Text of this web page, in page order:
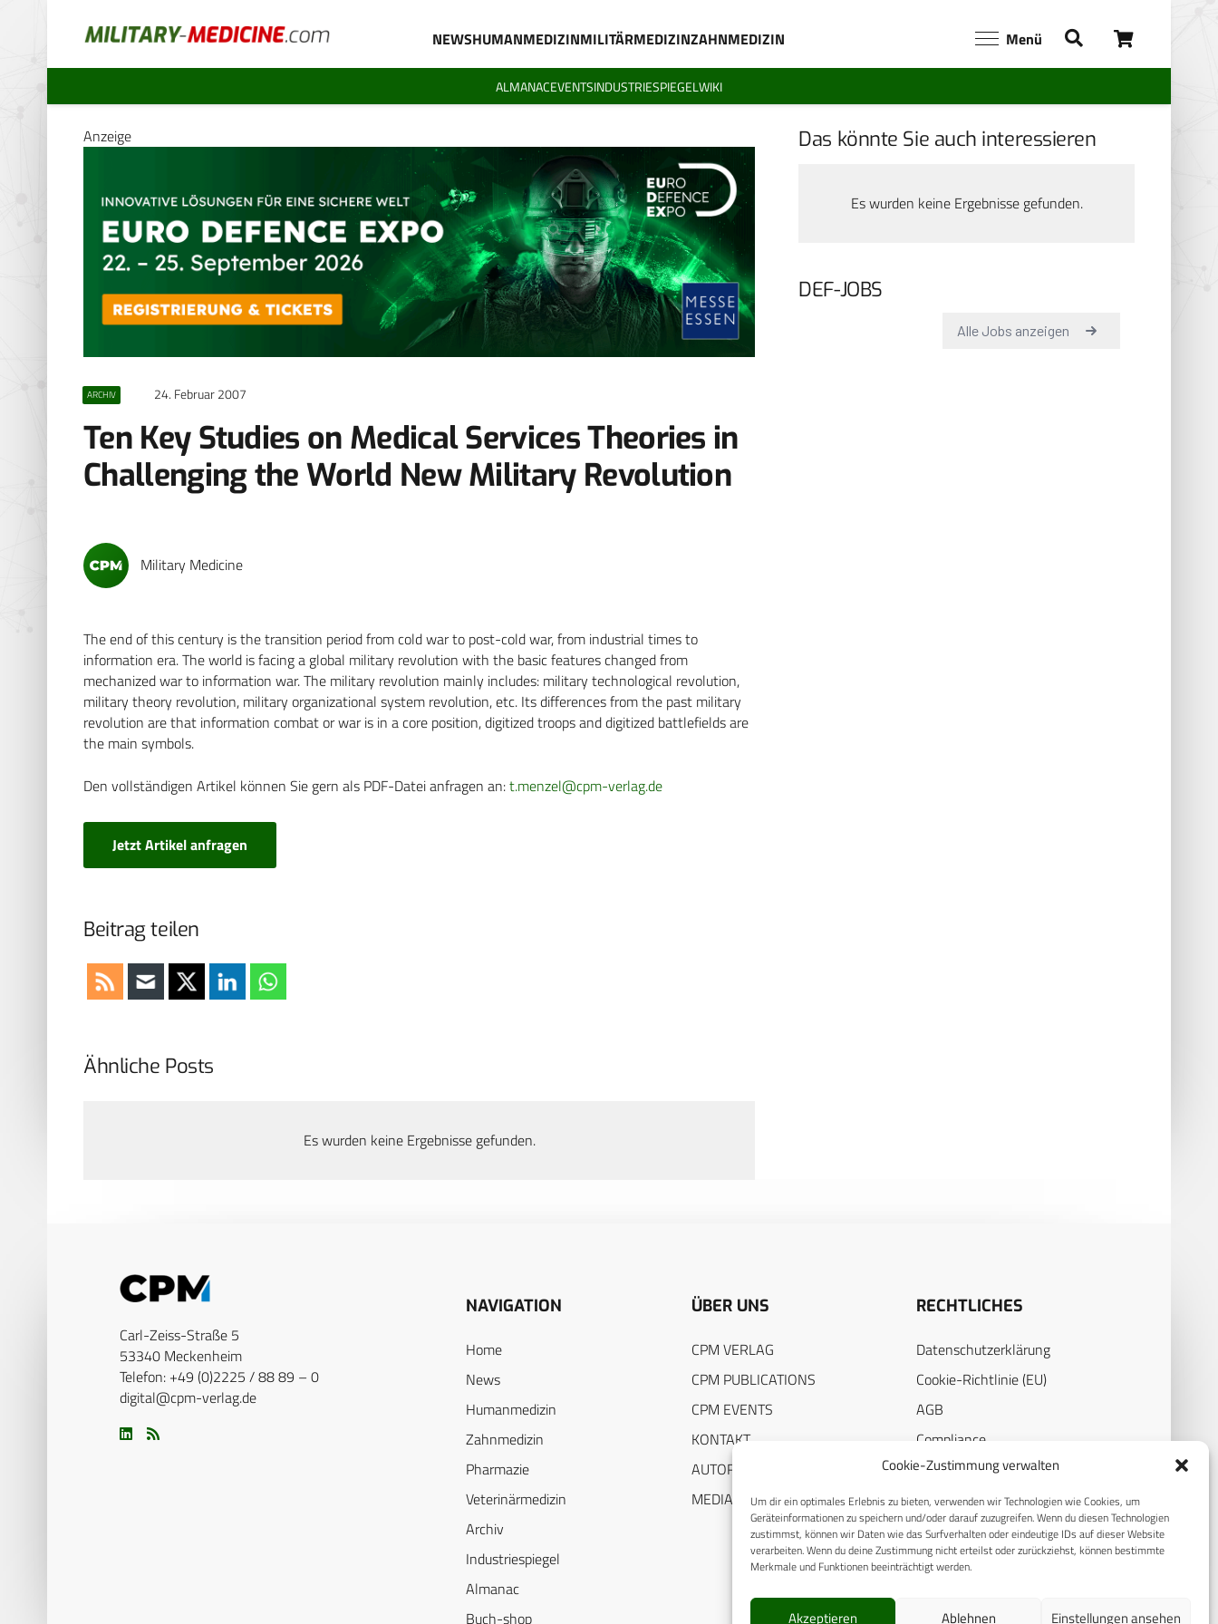
Cookie-Zustimmung verwalten
Um dir ein optimales Erlebnis zu bieten, verwenden wir Technologien wie Cookies, um
Geräteinformationen zu speichern und/oder darauf zuzugreifen. Wenn du diesen Technologien
zustimmst, können wir Daten wie das Surfverhalten oder eindeutige IDs auf dieser Website
verarbeiten. Wenn du deine Zustimmung nicht erteilst oder zurückziehst, können bestimmte
Merkmale und Funktionen beeinträchtigt werden.
Akzeptieren Ablehnen Einstellungen ansehen
NEWSHUMANMEDIZINMILITÄRMEDIZINZAHNMEDIZIN Menü
ALMANACEVENTSINDUSTRIESPIEGELWIKI
Anzeige
ARCHIV 24. Februar 2007
Ten Key Studies on Medical Services Theories in
Challenging the World New Military Revolution
Military Medicine
The end of this century is the transition period from cold war to post-cold war, from industrial times to
information era. The world is facing a global military revolution with the basic features changed from
mechanized war to information war. The military revolution mainly includes: military technological revolution,
military theory revolution, military organizational system revolution, etc. Its differences from the past military
revolution are that information combat or war is in a core position, digitized troops and digitized battlefields are
the main symbols.
Den vollständigen Artikel können Sie gern als PDF-Datei anfragen an:t.menzel@cpm-verlag.de
Jetzt Artikel anfragen
Beitrag teilen
Das könnte Sie auch interessieren
Es wurden keine Ergebnisse gefunden.
DEF-JOBS
Ähnliche Posts
Es wurden keine Ergebnisse gefunden.
Carl-Zeiss-Straße 5
53340 Meckenheim
Telefon: +49 (0)2225 / 88 89 – 0
digital@cpm-verlag.de
NAVIGATION
Home
News
Humanmedizin
Zahnmedizin
Pharmazie
Veterinärmedizin
Archiv
Industriespiegel
Almanac
Buch-shop
ÜBER UNS
CPM VERLAG
CPM PUBLICATIONS
CPM EVENTS
KONTAKT
AUTORENHINWEISE
MEDIADATEN
RECHTLICHES
Datenschutzerklärung
Cookie-Richtlinie (EU)
AGB
Compliance
Impressum